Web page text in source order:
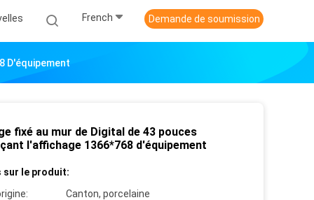
French Demande de soumission
D'équipement
fixé au mur de Digital de 43 pouces
l'affichage 1366*768 d'équipement
sur le produit:
Canton, porcelaine